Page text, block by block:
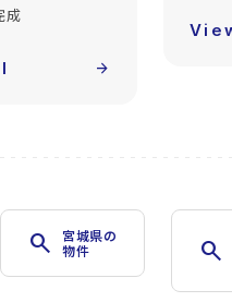
search
宮城県の
物件
search